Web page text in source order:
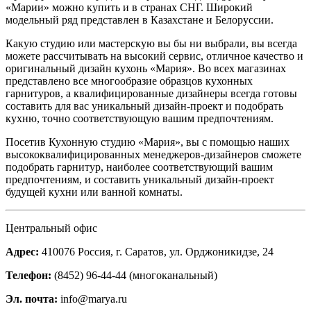
«Марии» можно купить и в странах СНГ. Широкий
модельный ряд представлен в Казахстане и Белоруссии.
Какую студию или мастерскую вы бы ни выбрали, вы всегда
можете рассчитывать на высокий сервис, отличное качество и
оригинальный дизайн кухонь «Мария». Во всех магазинах
представлено все многообразие образцов кухонных
гарнитуров, а квалифицированные дизайнеры всегда готовы
составить для вас уникальный дизайн-проект и подобрать
кухню, точно соответствующую вашим предпочтениям.
Посетив Кухонную студию «Мария», вы с помощью наших
высококвалифицированных менеджеров-дизайнеров сможете
подобрать гарнитур, наиболее соответствующий вашим
предпочтениям, и составить уникальный дизайн-проект
будущей кухни или ванной комнаты.
Центральный офис
Адрес: 410076 Россия, г. Саратов, ул. Орджоникидзе, 24
Телефон: (8452) 96-44-44 (многоканальный)
Эл. почта: info@marya.ru